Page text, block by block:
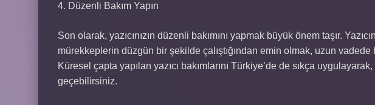
4. Düzenli Bakım Yapın
Son olarak, yazıcınızın düzenli bakımını yapmak büyük önem taşır.
mürekkeplerin düzgün bir şekilde çalıştığından emin olmak, uzun
Küresel çapta yapılan yazıcı bakımlarını Türkiye’de de sıkça
geçebilirsiniz.